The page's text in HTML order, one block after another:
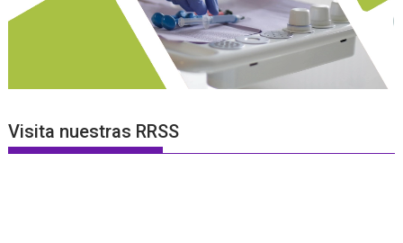
Visita nuestras RRSS